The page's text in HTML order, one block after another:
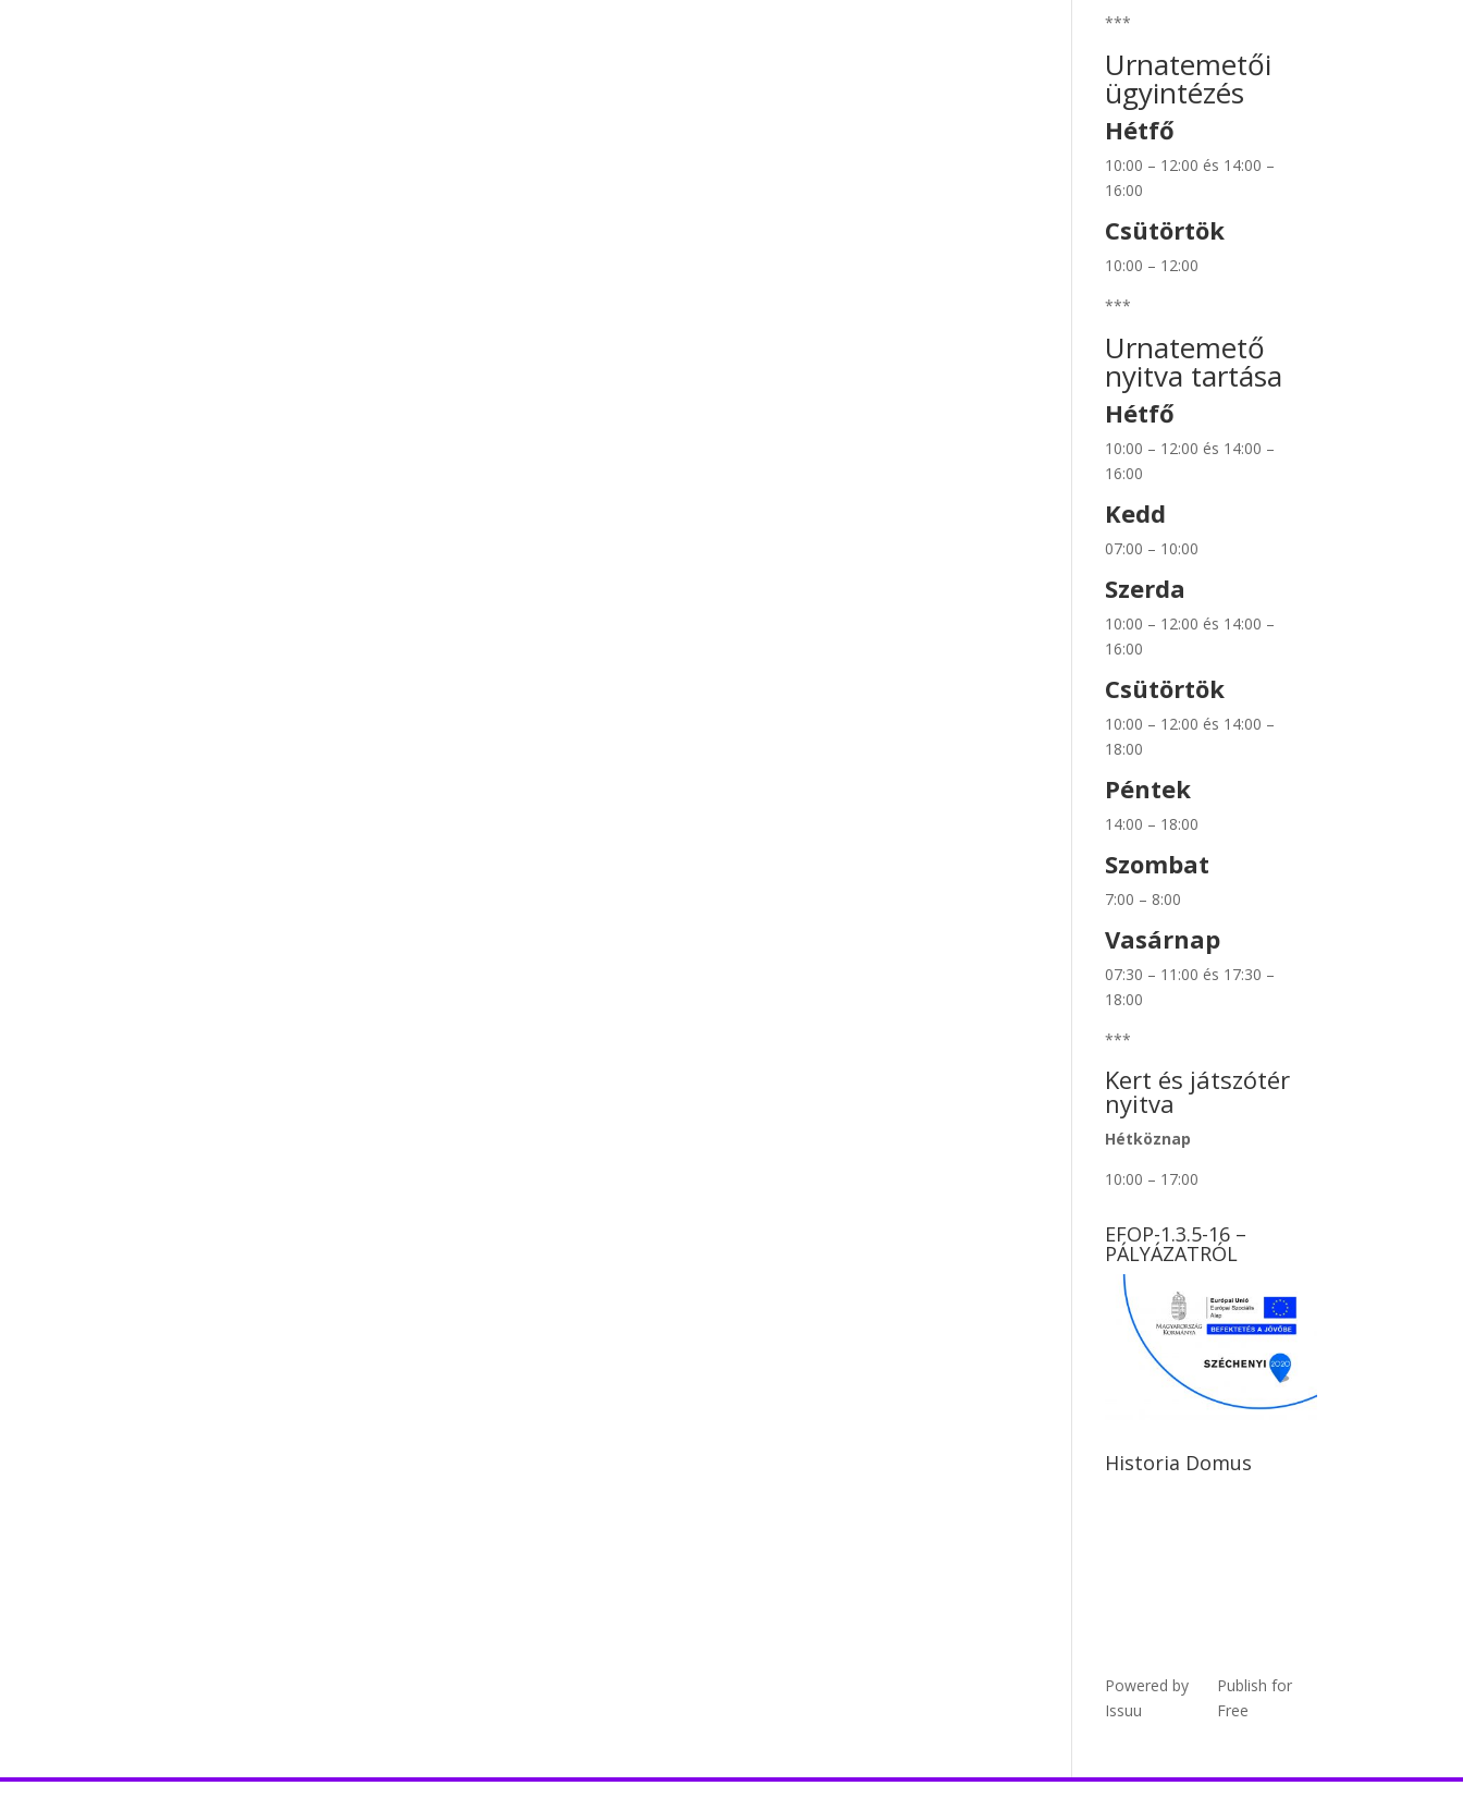
***
Urnatemetői
ügyintézés
Hétfő
10:00 – 12:00 és 14:00 –
16:00
Csütörtök
10:00 – 12:00
***
Urnatemető
nyitva tartása
Hétfő
10:00 – 12:00 és 14:00 –
16:00
Kedd
07:00 – 10:00
Szerda
10:00 – 12:00 és 14:00 –
16:00
Csütörtök
10:00 – 12:00 és 14:00 –
18:00
Péntek
14:00 – 18:00
Szombat
7:00 – 8:00
Vasárnap
07:30 – 11:00 és 17:30 –
18:00
***
Kert és játszótér
nyitva
Hétköznap
10:00 – 17:00
EFOP-1.3.5-16 –
PÁLYÁZATRÓL
Historia Domus
Powered by
Issuu
Publish for
Free